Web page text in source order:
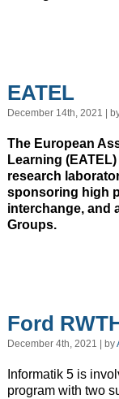
EATEL
December 14th, 2021 |
The European
Learning
research
sponsoring high
interchange, and
Groups.
Ford
December 4th, 2021 | by
Informatik 5 is
program with two